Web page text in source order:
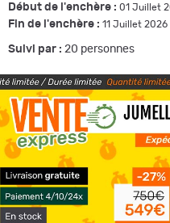
Début de l'enchère : 01 Juillet
Fin de l'enchère : 11 Juillet 2026
Suivi par : 20 personnes